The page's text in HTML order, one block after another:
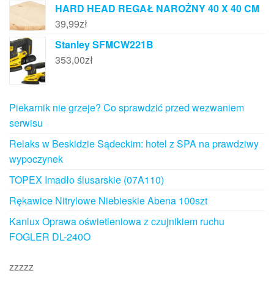
HARD HEAD REGAŁ NAROŻNY 40 X 40 CM
39,99zł
Stanley SFMCW221B
353,00zł
Piekarnik nie grzeje? Co sprawdzić przed wezwaniem
serwisu
Relaks w Beskidzie Sądeckim: hotel z SPA na prawdziwy
wypoczynek
TOPEX Imadło ślusarskie (07A110)
Rękawice Nitrylowe Niebieskie Abena 100szt
Kanlux Oprawa oświetleniowa z czujnikiem ruchu
FOGLER DL-240O
zzzzz